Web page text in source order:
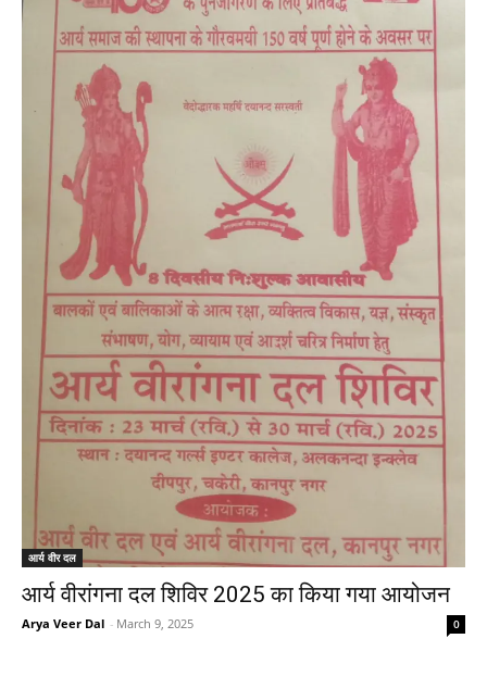
आर्य वीर दल
आर्य वीरांगना दल शिविर 2025 का किया गया आयोजन
Arya Veer Dal - March 9, 2025 0